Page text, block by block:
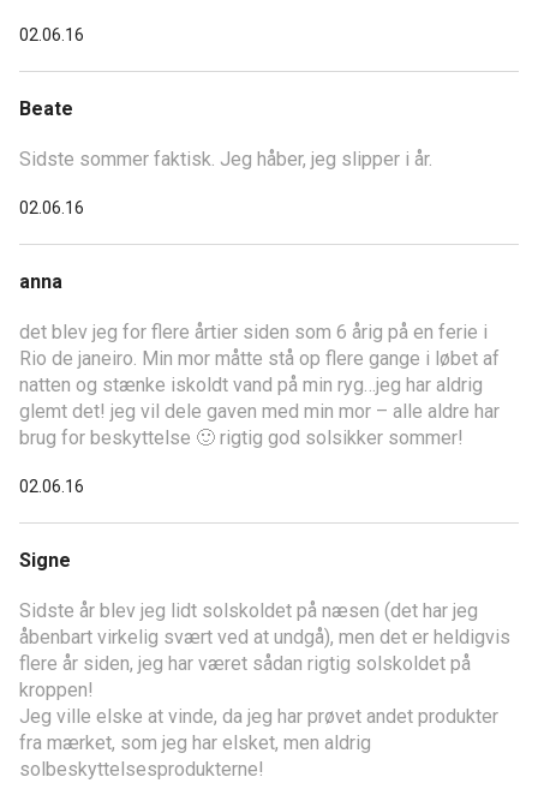
02.06.16
Beate
Sidste sommer faktisk. Jeg håber, jeg slipper i år.
02.06.16
anna
det blev jeg for flere årtier siden som 6 årig på en ferie i
Rio de janeiro. Min mor måtte stå op flere gange i løbet af
natten og stænke iskoldt vand på min ryg…jeg har aldrig
glemt det! jeg vil dele gaven med min mor – alle aldre har
brug for beskyttelse 🙂 rigtig god solsikker sommer!
02.06.16
Signe
Sidste år blev jeg lidt solskoldet på næsen (det har jeg
åbenbart virkelig svært ved at undgå), men det er heldigvis
flere år siden, jeg har været sådan rigtig solskoldet på
kroppen!
Jeg ville elske at vinde, da jeg har prøvet andet produkter
fra mærket, som jeg har elsket, men aldrig
solbeskyttelsesprodukterne!